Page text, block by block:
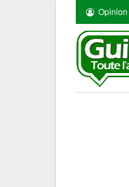
Opinion